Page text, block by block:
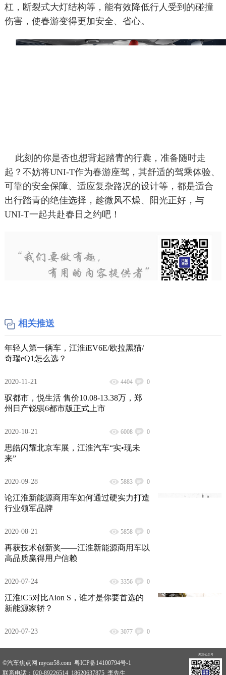
杠，断裂式大灯结构等，能有效降低行人受到的碰撞
伤害，使春游变得更加安全、省心。
此刻的你是否也想背起踏青的行囊，准备随时走
起？不妨将UNI-T作为春游座驾，其舒适的驾乘体验、
可靠的安全保障、适应复杂路况的设计等，都是适合
出行踏青的绝佳选择，趁微风不燥、阳光正好，与
UNI-T一起共赴春日之约吧！
相关推送
年轻人第一辆车，江淮iEV6E/欧拉黑猫/
奇瑞eQ1怎么选？
2020-11-21 4404 0
驭都市，悦生活 售价10.08-13.38万，郑
州日产锐骐6都市版正式上市
2020-10-21 6008 0
思皓闪耀北京车展，江淮汽车“实•现未
来”
2020-09-28 5883 0
论江淮新能源商用车如何通过硬实力打造
行业领军品牌
2020-08-21 5858 0
再获技术创新奖——江淮新能源商用车以
高品质赢得用户信赖
2020-07-24 3356 0
江淮iC5对比Aion S，谁才是你要首选的
新能源家轿？
2020-07-23 3077 0
©汽车焦点网 mycar58.com 粤ICP备14100794号-1
联系电话：020-89226514 18620637875 李先生
关注公众号